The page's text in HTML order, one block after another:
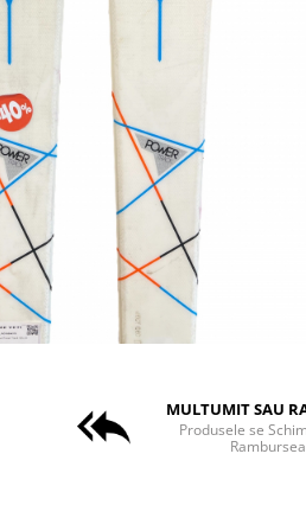
MULTUMIT SAU
Produsele se